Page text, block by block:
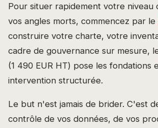
Pour situer rapidement votre niveau
vos angles morts, commencez par le
construire votre charte, votre
cadre de gouvernance sur mesure,
(1 490 EUR HT) pose les fondations
intervention structurée.
Le but n'est jamais de brider. C'est
contrôle de vos données, de vos